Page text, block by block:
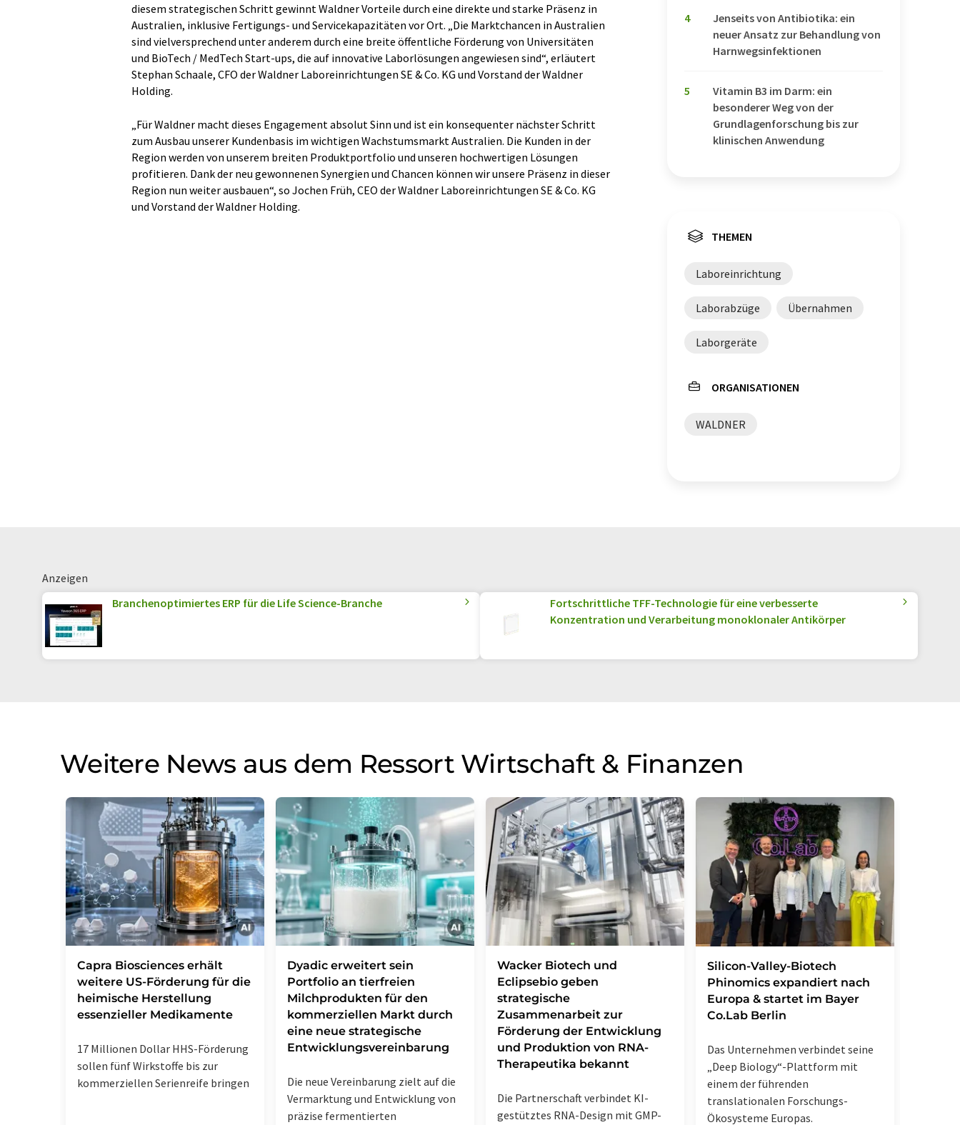
diesem strategischen Schritt gewinnt Waldner Vorteile durch eine direkte und starke Präsenz in
Australien, inklusive Fertigungs- und Servicekapazitäten vor Ort. „Die Marktchancen in Australien
sind vielversprechend unter anderem durch eine breite öffentliche Förderung von Universitäten
und BioTech / MedTech Start-ups, die auf innovative Laborlösungen angewiesen sind“, erläutert
Stephan Schaale, CFO der Waldner Laboreinrichtungen SE & Co. KG und Vorstand der Waldner
Holding.
„Für Waldner macht dieses Engagement absolut Sinn und ist ein konsequenter nächster Schritt
zum Ausbau unserer Kundenbasis im wichtigen Wachstumsmarkt Australien. Die Kunden in der
Region werden von unserem breiten Produktportfolio und unseren hochwertigen Lösungen
profitieren. Dank der neu gewonnenen Synergien und Chancen können wir unsere Präsenz in dieser
Region nun weiter ausbauen“, so Jochen Früh, CEO der Waldner Laboreinrichtungen SE & Co. KG
und Vorstand der Waldner Holding.
4
Jenseits von Antibiotika: ein
neuer Ansatz zur Behandlung von
Harnwegsinfektionen
5
Vitamin B3 im Darm: ein
besonderer Weg von der
Grundlagenforschung bis zur
klinischen Anwendung
THEMEN
Laboreinrichtung
Laborabzüge Übernahmen
Laborgeräte
ORGANISATIONEN
WALDNER
Anzeigen
Branchenoptimiertes ERP für die Life Science-Branche
Fortschrittliche TFF-Technologie für eine verbesserte
Konzentration und Verarbeitung monoklonaler Antikörper
Weitere News aus dem Ressort Wirtschaft & Finanzen
Capra Biosciences erhält
weitere US-Förderung für die
heimische Herstellung
essenzieller Medikamente
17 Millionen Dollar HHS-Förderung
sollen fünf Wirkstoffe bis zur
kommerziellen Serienreife bringen
Dyadic erweitert sein
Portfolio an tierfreien
Milchprodukten für den
kommerziellen Markt durch
eine neue strategische
Entwicklungsvereinbarung
Die neue Vereinbarung zielt auf die
Vermarktung und Entwicklung von
präzise fermentierten
Wacker Biotech und
Eclipsebio geben
strategische
Zusammenarbeit zur
Förderung der Entwicklung
und Produktion von RNA-
Therapeutika bekannt
Die Partnerschaft verbindet KI-
gestütztes RNA-Design mit GMP-
Silicon-Valley-Biotech
Phinomics expandiert nach
Europa & startet im Bayer
Co.Lab Berlin
Das Unternehmen verbindet seine
„Deep Biology“-Plattform mit
einem der führenden
translationalen Forschungs-
Ökosysteme Europas.